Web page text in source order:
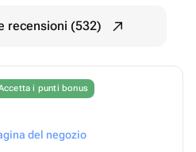
recensioni (532)
i punti bonus
del negozio